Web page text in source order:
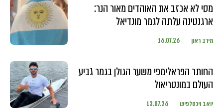
מסי לא אכזב את האוהדים מאור הנר:
ארגנטינה עלתה לגמר מונדיאל
מירב ראון 16.07.26
החותר הפראלימפי משער הגולן בגמר גביע
העולם במונטריאול
יואב ויכסלפיש 13.07.26